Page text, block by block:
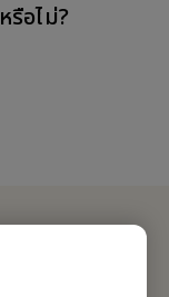
รือไม่?